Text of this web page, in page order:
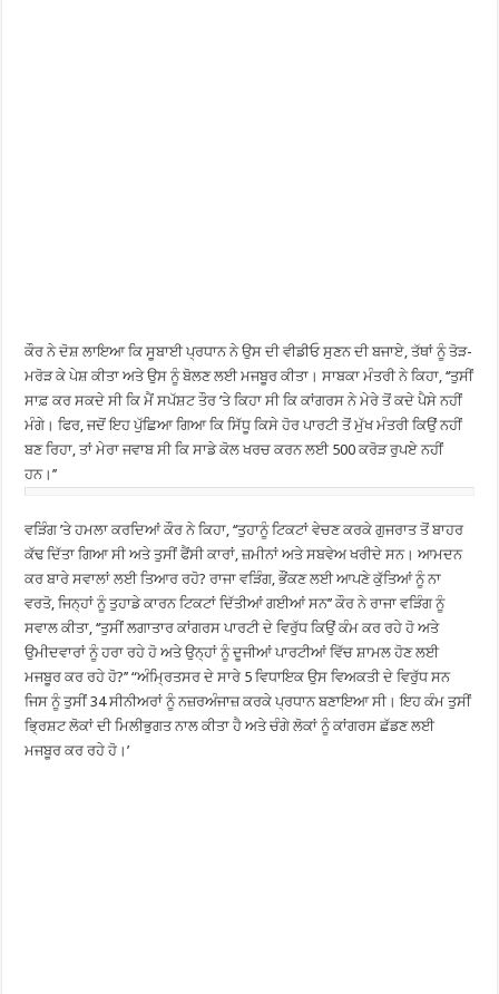
ਕੌਰ ਨੇ ਦੋਸ਼ ਲਾਇਆ ਕਿ ਸੂਬਾਈ ਪ੍ਰਧਾਨ ਨੇ ਉਸ ਦੀ ਵੀਡੀਓ ਸੁਣਨ ਦੀ ਬਜਾਏ, ਤੱਥਾਂ ਨੂੰ ਤੋੜ-
ਮਰੋੜ ਕੇ ਪੇਸ਼ ਕੀਤਾ ਅਤੇ ਉਸ ਨੂੰ ਬੋਲਣ ਲਈ ਮਜਬੂਰ ਕੀਤਾ। ਸਾਬਕਾ ਮੰਤਰੀ ਨੇ ਕਿਹਾ, ‘‘ਤੁਸੀਂ
ਸਾਫ਼ ਕਰ ਸਕਦੇ ਸੀ ਕਿ ਮੈਂ ਸਪੱਸ਼ਟ ਤੌਰ ’ਤੇ ਕਿਹਾ ਸੀ ਕਿ ਕਾਂਗਰਸ ਨੇ ਮੇਰੇ ਤੋਂ ਕਦੇ ਪੈਸੇ ਨਹੀਂ
ਮੰਗੇ। ਫਿਰ, ਜਦੋਂ ਇਹ ਪੁੱਛਿਆ ਗਿਆ ਕਿ ਸਿੱਧੂ ਕਿਸੇ ਹੋਰ ਪਾਰਟੀ ਤੋਂ ਮੁੱਖ ਮੰਤਰੀ ਕਿਉਂ ਨਹੀਂ
ਬਣ ਰਿਹਾ, ਤਾਂ ਮੇਰਾ ਜਵਾਬ ਸੀ ਕਿ ਸਾਡੇ ਕੋਲ ਖਰਚ ਕਰਨ ਲਈ 500 ਕਰੋੜ ਰੁਪਏ ਨਹੀਂ
ਹਨ।’’
ਵੜਿੰਗ ’ਤੇ ਹਮਲਾ ਕਰਦਿਆਂ ਕੌਰ ਨੇ ਕਿਹਾ, ‘‘ਤੁਹਾਨੂੰ ਟਿਕਟਾਂ ਵੇਚਣ ਕਰਕੇ ਗੁਜਰਾਤ ਤੋਂ ਬਾਹਰ
ਕੱਢ ਦਿੱਤਾ ਗਿਆ ਸੀ ਅਤੇ ਤੁਸੀਂ ਫੈਂਸੀ ਕਾਰਾਂ, ਜ਼ਮੀਨਾਂ ਅਤੇ ਸਬਵੇਅ ਖਰੀਦੇ ਸਨ। ਆਮਦਨ
ਕਰ ਬਾਰੇ ਸਵਾਲਾਂ ਲਈ ਤਿਆਰ ਰਹੋ? ਰਾਜਾ ਵੜਿੰਗ, ਭੌਂਕਣ ਲਈ ਆਪਣੇ ਕੁੱਤਿਆਂ ਨੂੰ ਨਾ
ਵਰਤੋ, ਜਿਨ੍ਹਾਂ ਨੂੰ ਤੁਹਾਡੇ ਕਾਰਨ ਟਿਕਟਾਂ ਦਿੱਤੀਆਂ ਗਈਆਂ ਸਨ’’ ਕੌਰ ਨੇ ਰਾਜਾ ਵੜਿੰਗ ਨੂੰ
ਸਵਾਲ ਕੀਤਾ, ‘‘ਤੁਸੀਂ ਲਗਾਤਾਰ ਕਾਂਗਰਸ ਪਾਰਟੀ ਦੇ ਵਿਰੁੱਧ ਕਿਉਂ ਕੰਮ ਕਰ ਰਹੇ ਹੋ ਅਤੇ
ਉਮੀਦਵਾਰਾਂ ਨੂੰ ਹਰਾ ਰਹੇ ਹੋ ਅਤੇ ਉਨ੍ਹਾਂ ਨੂੰ ਦੂਜੀਆਂ ਪਾਰਟੀਆਂ ਵਿੱਚ ਸ਼ਾਮਲ ਹੋਣ ਲਈ
ਮਜਬੂਰ ਕਰ ਰਹੇ ਹੋ?’’ “ਅੰਮ੍ਰਿਤਸਰ ਦੇ ਸਾਰੇ 5 ਵਿਧਾਇਕ ਉਸ ਵਿਅਕਤੀ ਦੇ ਵਿਰੁੱਧ ਸਨ
ਜਿਸ ਨੂੰ ਤੁਸੀਂ 34 ਸੀਨੀਅਰਾਂ ਨੂੰ ਨਜ਼ਰਅੰਜਾਜ਼ ਕਰਕੇ ਪ੍ਰਧਾਨ ਬਣਾਇਆ ਸੀ। ਇਹ ਕੰਮ ਤੁਸੀਂ
ਭ੍ਰਿਸ਼ਟ ਲੋਕਾਂ ਦੀ ਮਿਲੀਭੁਗਤ ਨਾਲ ਕੀਤਾ ਹੈ ਅਤੇ ਚੰਗੇ ਲੋਕਾਂ ਨੂੰ ਕਾਂਗਰਸ ਛੱਡਣ ਲਈ
ਮਜਬੂਰ ਕਰ ਰਹੇ ਹੋ।’